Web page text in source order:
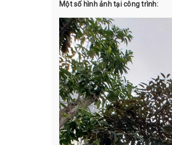
Một số hình ảnh tại công trình: